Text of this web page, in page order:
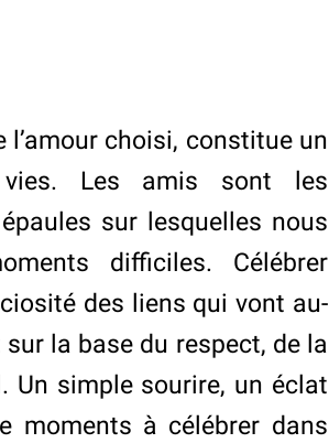
l’amour choisi, constitue un
Les amis sont les
sur lesquelles nous
difficiles. Célébrer
des liens qui vont au-
la base du respect, de la
Un simple sourire, un éclat
moments à célébrer dans